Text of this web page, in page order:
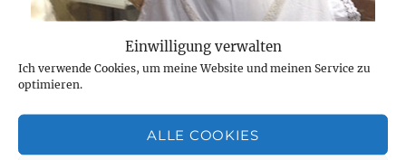
Einwilligung verwalten
Ich verwende Cookies, um meine Website und meinen Service zu
optimieren.
ALLE COOKIES